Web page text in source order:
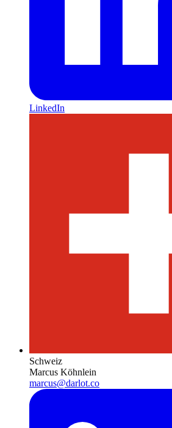
LinkedIn
Schweiz
Marcus Köhnlein
marcus@darlot.co